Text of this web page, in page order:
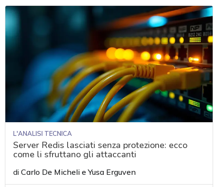
L'ANALISI TECNICA
Server Redis lasciati senza protezione: ecco
come li sfruttano gli attaccanti
diCarlo De Micheli eYusa Erguven